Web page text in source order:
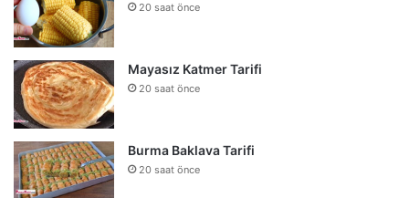
20 saat önce
Mayasız Katmer Tarifi
20 saat önce
Burma Baklava Tarifi
20 saat önce